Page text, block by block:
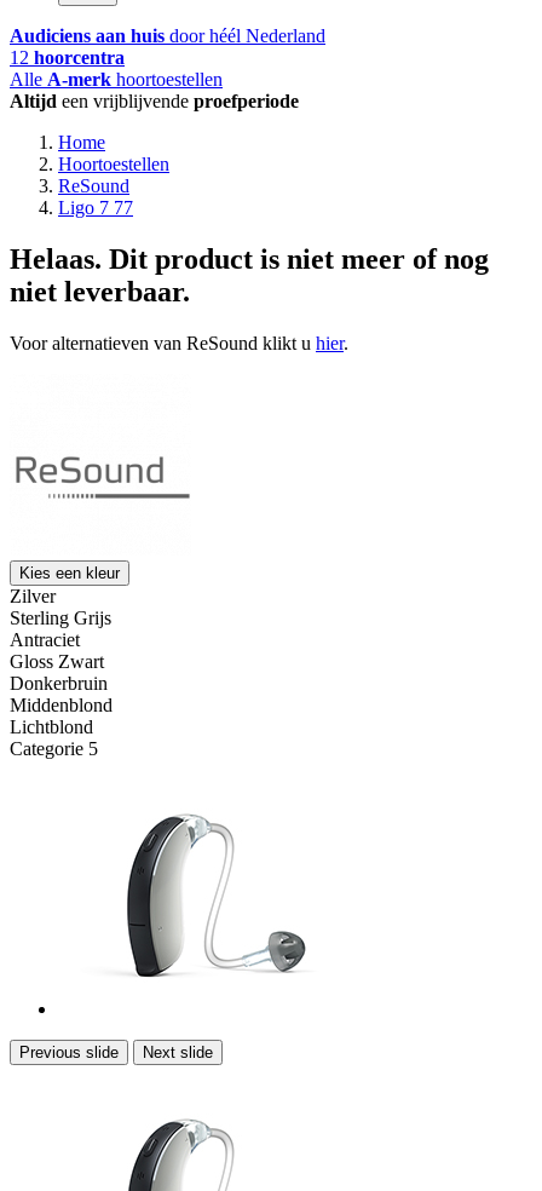
Audiciens aan huis door héél Nederland
12 hoorcentra
Alle A-merk hoortoestellen
Altijd een vrijblijvende proefperiode
Home
Hoortoestellen
ReSound
Ligo 7 77
Helaas. Dit product is niet meer of nog
niet leverbaar.
Voor alternatieven van ReSound klikt u hier.
Kies een kleur
Zilver
Sterling Grijs
Antraciet
Gloss Zwart
Donkerbruin
Middenblond
Lichtblond
Categorie 5
Previous slide Next slide